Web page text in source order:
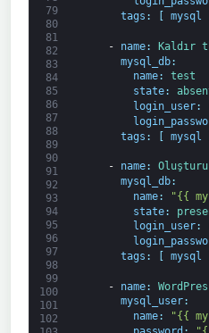
79
80
81
82
83
84
85
86
87
88
89
90
91
92
93
94
95
96
97
98
99
100
101
102
tags : mysql
- name: Kaldır
mysql_db:
name:
test
state:
login_user:
tags : [ mysql
- name:
mysql_db:
name:
"{{
state:
login_user:
tags : mysql
- name:
mysql_user:
name:
"{{